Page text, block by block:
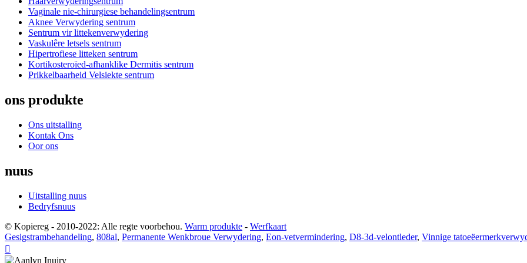
Vaginale nie-chirurgiese behandelingsentrum
Aknee Verwydering sentrum
Sentrum vir littekenverwydering
Vaskulêre letsels sentrum
Hipertrofiese litteken sentrum
Kortikosteroïed-afhanklike Dermitis sentrum
Prikkelbaarheid Velsiekte sentrum
ons produkte
Ons uitstalling
Kontak Ons
Oor ons
nuus
Uitstalling nuus
Bedryfsnuus
© Kopiereg - 2010-2022: Alle regte voorbehou. Warm produkte - Werfkaart
Gesigstrambehandeling, 808al, Permanente Wenkbroue Verwydering, Eon-vetvermindering, D8-3d-velontleder, Vinnige
